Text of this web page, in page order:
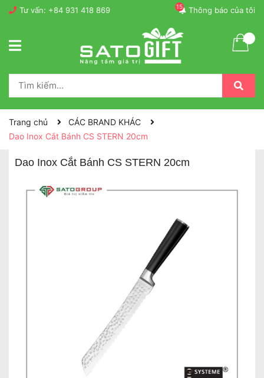
Tư vấn: +84 931 418 869 Thông báo của tôi
15
Trang chủ
CÁC BRAND KHÁC
Dao Inox Cắt Bánh CS STERN 20cm
Dao Inox Cắt Bánh CS STERN 20cm